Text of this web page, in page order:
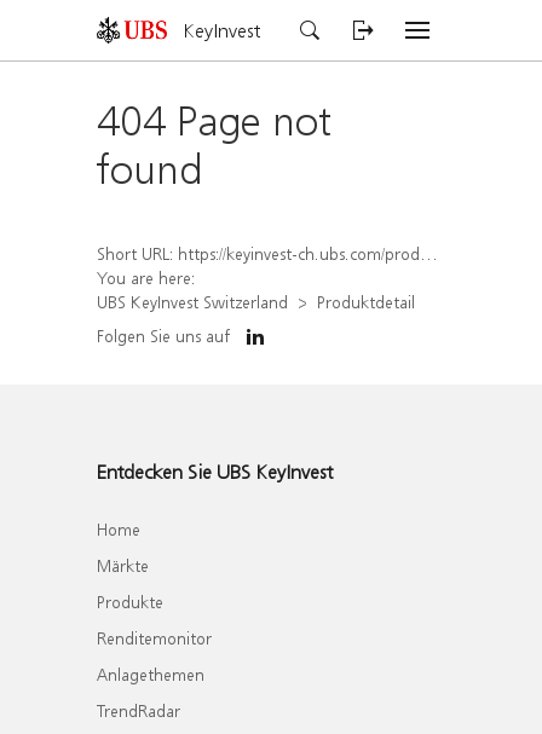
KeyInvest
404 Page not
found
Short URL: https://keyinvest-ch.ubs.com/produkt/detail/index/isin/CH1562160692
You are here:
UBS KeyInvest Switzerland
Produktdetail
Folgen Sie uns auf
Entdecken Sie UBS KeyInvest
Home
Märkte
Produkte
Renditemonitor
Anlagethemen
TrendRadar